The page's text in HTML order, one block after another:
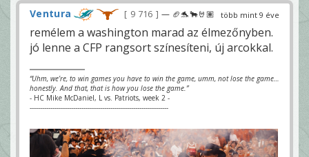
több mint 9 éve
Ventura 9 716 — 🏈🐬🐂🤘🏽
remélem a washington marad az élmezőnyben.
jó lenne a CFP rangsort színesíteni, új arcokkal.
“Uhm, we’re, to win games you have to win the game, umm, not lose the game…
honestly. And that, that is how you lose the game.”
- HC Mike McDaniel, L vs. Patriots, week 2 -
-------------------------------------------------------------------